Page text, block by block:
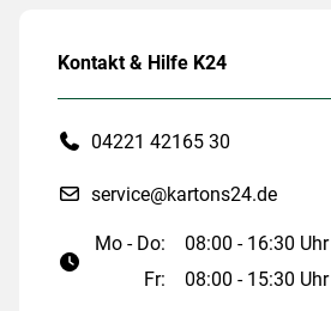
Kontakt & Hilfe K24
04221 42165 30
service@kartons24.de
Mo - Do:
08:00 - 16:30 Uhr
Fr:
08:00 - 15:30 Uhr